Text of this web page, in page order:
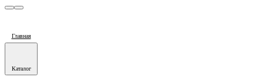
Главная
Каталог